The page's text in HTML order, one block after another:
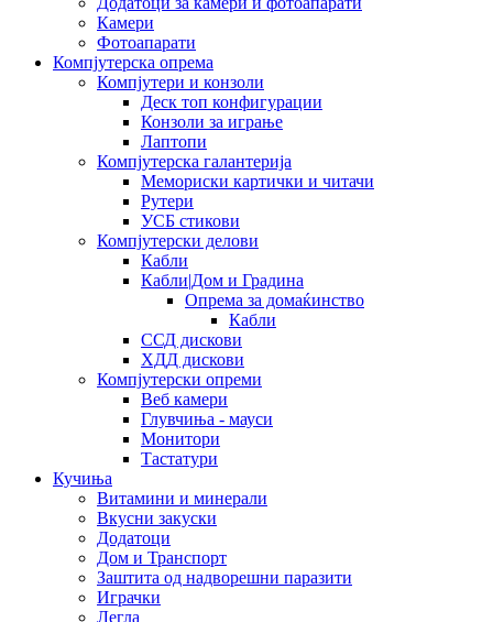
Камери
Фотоапарати
Компјутерска опрема
Компјутери и конзоли
Деск топ конфигурации
Конзоли за играње
Лаптопи
Компјутерска галантерија
Мемориски картички и читачи
Рутери
УСБ стикови
Компјутерски делови
Кабли
Кабли|Дом и Градина
Опрема за домаќинство
Кабли
ССД дискови
ХДД дискови
Компјутерски опреми
Веб камери
Глувчиња - мауси
Монитори
Тастатури
Кучиња
Витамини и минерали
Вкусни закуски
Додатоци
Дом и Транспорт
Заштита од надворешни паразити
Играчки
Легла